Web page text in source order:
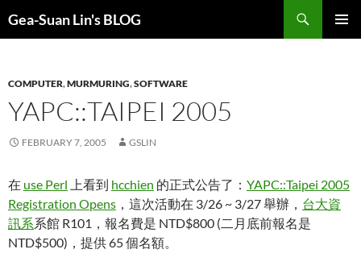
Gea-Suan Lin's BLOG
COMPUTER,MURMURING,SOFTWARE
YAPC::TAIPEI 2005
FEBRUARY 7, 2005 GSLIN
在 use Perl 上看到 hcchien 的正式公告了： YAPC::Taipei 2005
Registration Opens ，這次活動在 3/26 ~ 3/27 舉辦， 台大資
訊系系館 R101，報名費是 NTD$800 (二月底前報名是
NTD$500)，提供 65 個名額。